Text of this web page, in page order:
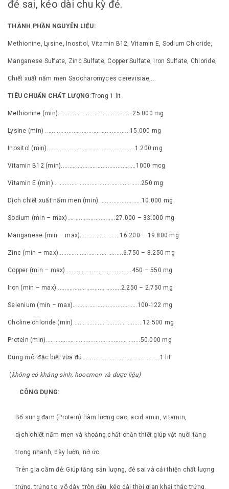
đẻ sai, kéo dài chu kỳ đẻ.
THÀNH PHẦN NGUYÊN LIỆU:
Methionine, Lysine, Inositol, Vitamin B12, Vitamin E, Sodium Chloride,
Manganese Sulfate, Zinc Sulfate, Copper Sulfate, Iron Sulfate, Chloride,
Chiết xuất nấm men Saccharomyces cerevisiae,...
TIÊU CHUẨN CHẤT LƯỢNG:Trong 1 lit
Methionine (min).............................................25.000 mg
Lysine (min) ...................................................15.000 mg
Inositol (min).....................................................1.200 mg
Vitamin B12 (min).............................................1000 mcg
Vitamin E (min).....................................................250 mg
Dịch chiết xuất nấm men (min)..........................10.000 mg
Sodium (min – max).............................27.000 – 33.000 mg
Manganese (min – max)........................16.200 – 19.800 mg
Zinc (min – max).......................................6.750 – 8.250 mg
Copper (min – max)........................................450 – 550 mg
Iron (min – max).......................................2.250 – 2.750 mg
Selenium (min – max).......................................100-122 mg
Choline chloride (min)..........................................12.500 mg
Protein (min).........................................................50.000 mg
Dung môi đặc biệt vừa đủ ..............................................1 lit
( không có kháng sinh, hoocmon và dược liệu)
CÔNG DỤNG:
Bổ sung đạm (Protein) hàm lượng cao, acid amin, vitamin,
dịch chiết nấm men và khoáng chất chần thiết giúp vật nuôi tăng
trọng nhanh, dày lườn, nở ức.
Trên gia cầm đẻ: Giúp tăng sản lượng, đẻ sai và cải thiện chất lượng
trứng, trứng to, võ dày, tròn đều, kéo dài thời gian khai thác trứng.